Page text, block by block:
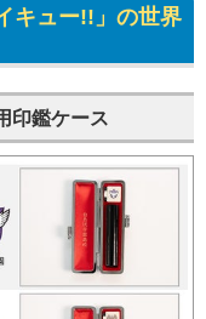
キュー!!」の世界
印鑑ケース